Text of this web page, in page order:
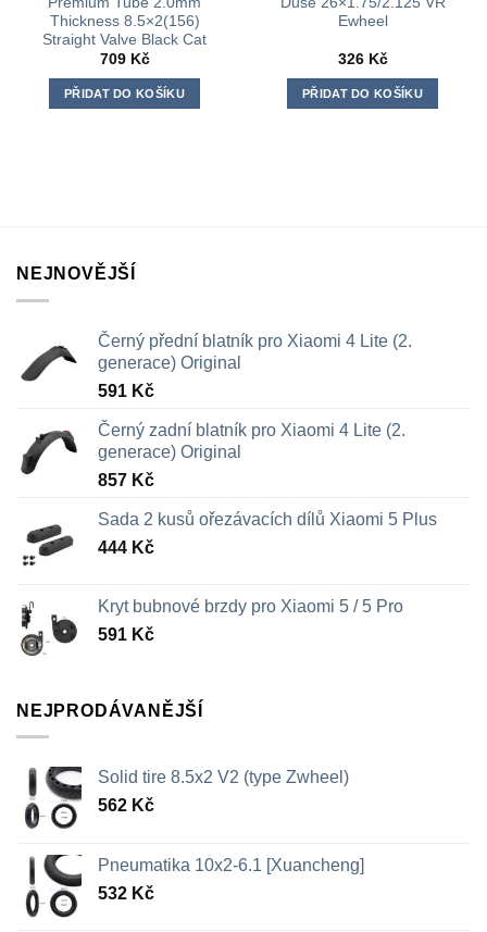
Thickness 8.5×2(156)
Straight Valve Black Cat
709 Kč
PŘIDAT DO KOŠÍKU
Ewheel
326 Kč
PŘIDAT DO KOŠÍKU
NEJNOVĚJŠÍ
Černý přední blatník pro Xiaomi 4 Lite (2.
generace) Original
591 Kč
Černý zadní blatník pro Xiaomi 4 Lite (2.
generace) Original
857 Kč
Sada 2 kusů ořezávacích dílů Xiaomi 5 Plus
444 Kč
Kryt bubnové brzdy pro Xiaomi 5 / 5 Pro
591 Kč
NEJPRODÁVANĚJŠÍ
Solid tire 8.5x2 V2 (type Zwheel)
562 Kč
Pneumatika 10x2-6.1 [Xuancheng]
532 Kč